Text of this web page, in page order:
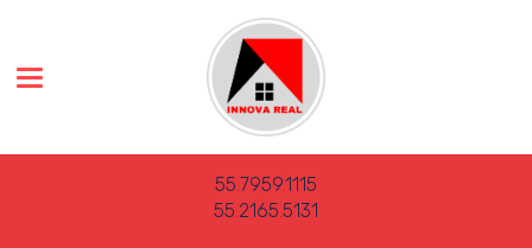
Toggle navigation
55.7959.1115
55.2165.5131